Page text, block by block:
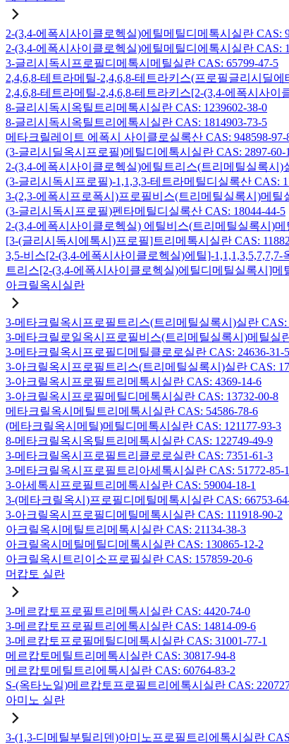
2-(3,4-에폭시사이클로헥실)에틸메틸디메톡시실란 CAS:
2-(3,4-에폭시사이클로헥실)에틸메틸디에톡시실란 CAS:
3-글리시독시프로필디메톡시메틸실란 CAS: 65799-47-5
2,4,6,8-테트라메틸-2,4,6,8-테트라키스(프로필글리시딜
2,4,6,8-테트라메틸-2,4,6,8-테트라키스[2-(3,4-에폭시사
8-글리시독시옥틸트리메톡시실란 CAS: 1239602-38-0
8-글리시독시옥틸트리에톡시실란 CAS: 1814903-73-5
메타크릴레이트 에폭시 사이클로실록산 CAS: 948598-97-
(3-글리시딜옥시프로필)메틸디에톡시실란 CAS: 2897-60-1
2-(3,4-에폭시사이클로헥실)에틸트리스(트리메틸실록시)
(3-글리시독시프로필)-1,1,3,3-테트라메틸디실록산 CAS:
3-(2,3-에폭시프로폭시)프로필비스(트리메틸실록시)메틸
(3-글리시독시프로필)펜타메틸디실록산 CAS: 18044-44-5
2-(3,4-에폭시사이클로헥실) 에틸비스(트리메틸실록시)메
[3-(글리시독시에톡시)프로필]트리메톡시실란 CAS:
3,5-비스[2-(3,4-에폭시사이클로헥실)에틸]-
트리스[2-(3,4-에폭시사이클로헥실)에틸디메틸실록시]메
아크릴옥시실란
3-메타크릴옥시프로필트리스(트리메틸실록시)실란 CAS:
3-메타크릴로일옥시프로필비스(트리메틸실록시)메틸실
3-메타크릴옥시프로필디메틸클로로실란 CAS: 24636-31-5
3-아크릴옥시프로필트리스(트리메틸실록시)실란 CAS:
3-아크릴옥시프로필트리메톡시실란 CAS: 4369-14-6
3-아크릴옥시프로필메틸디메톡시실란 CAS: 13732-00-8
메타크릴옥시메틸트리메톡시실란 CAS: 54586-78-6
(메타크릴옥시메틸)메틸디메톡시실란 CAS: 121177-93-3
8-메타크릴옥시옥틸트리메톡시실란 CAS: 122749-49-9
3-메타크릴옥시프로필트리클로로실란 CAS: 7351-61-3
3-메타크릴옥시프로필트리아세톡시실란 CAS: 51772-85-1
3-아세톡시프로필트리메톡시실란 CAS: 59004-18-1
3-(메타크릴옥시)프로필디메틸메톡시실란 CAS: 66753-
3-아크릴옥시프로필디메틸메톡시실란 CAS: 111918-90-2
아크릴옥시메틸트리메톡시실란 CAS: 21134-38-3
아크릴옥시메틸메틸디메톡시실란 CAS: 130865-12-2
아크릴옥시트리이소프로필실란 CAS: 157859-20-6
머캅토 실란
3-메르캅토프로필트리메톡시실란 CAS: 4420-74-0
3-메르캅토프로필트리에톡시실란 CAS: 14814-09-6
3-메르캅토프로필메틸디메톡시실란 CAS: 31001-77-1
메르캅토메틸트리메톡시실란 CAS: 30817-94-8
메르캅토메틸트리에톡시실란 CAS: 60764-83-2
S-(옥타노일)메르캅토프로필트리에톡시실란 CAS:
아미노 실란
3-(1,3-디메틸부틸리덴)아미노프로필트리에톡시실란